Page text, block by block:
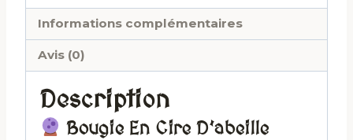
Informations complémentaires
Avis (0)
Description
Bougie En Cire D’abeille